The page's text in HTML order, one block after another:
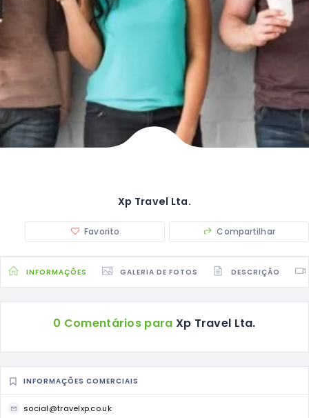
Xp Travel Lta.
Favorito Compartilhar
INFORMAÇÕES GALERIA DE FOTOS DESCRIÇÃO
0 Comentários para Xp Travel Lta.
INFORMAÇÕES COMERCIAIS
social@travelxp.co.uk